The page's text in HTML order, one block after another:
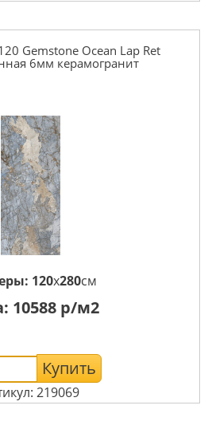
Gemstone Ocean Lap Ret
6мм керамогранит
120x280см
10588р/м2
Купить
219069